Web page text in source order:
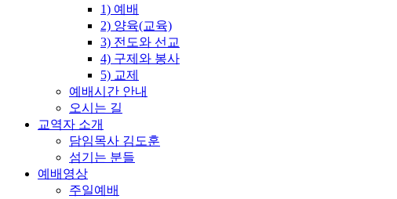
1) 예배
2) 양육(교육)
3) 전도와 선교
4) 구제와 봉사
5) 교제
예배시간 안내
오시는 길
교역자 소개
담임목사 김도훈
섬기는 분들
예배영상
주일예배